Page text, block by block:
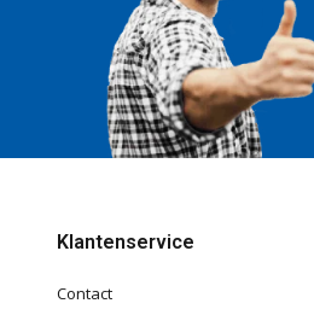
Klantenservice
Contact